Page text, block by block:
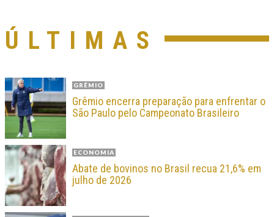
ÚLTIMAS
GRÊMIO
Grêmio encerra preparação para enfrentar o
São Paulo pelo Campeonato Brasileiro
ECONOMIA
Abate de bovinos no Brasil recua 21,6% em
julho de 2026